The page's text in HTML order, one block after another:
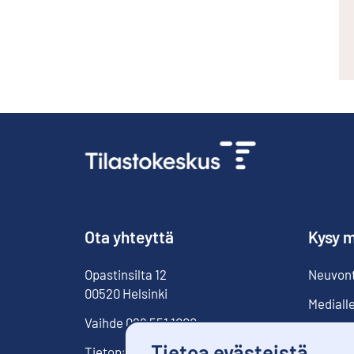
Ota yhteyttä
Opastinsilta 12
00520 Helsinki
Vaihde 029 551 1000
Kysy